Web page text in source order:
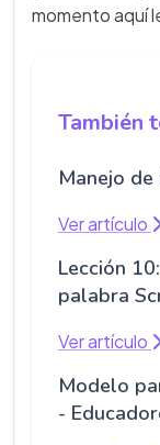
momento aquí
También
Manejo
Ver artículo
Lección
palabra
Ver artículo
Modelo
-